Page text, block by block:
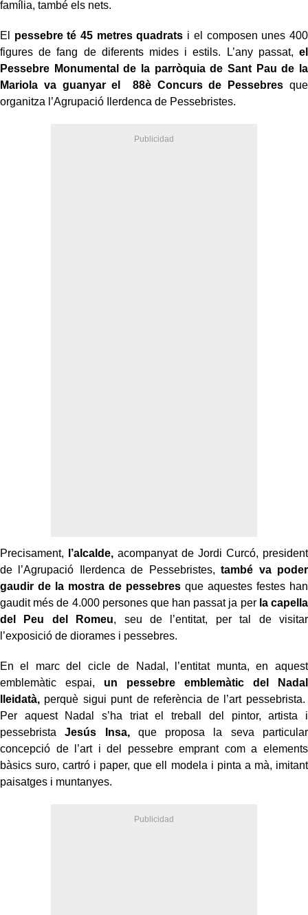
família, també els nets.
El pessebre té 45 metres quadrats i el composen unes 400
figures de fang de diferents mides i estils. L’any passat, el
Pessebre Monumental de la parròquia de Sant Pau de la
Mariola va guanyar el 88è Concurs de Pessebres que
organitza l’Agrupació Ilerdenca de Pessebristes.
Precisament, l’alcalde, acompanyat de Jordi Curcó, president
de l’Agrupació Ilerdenca de Pessebristes,també va poder
gaudir de la mostra de pessebresque aquestes festes han
gaudit més de 4.000 persones que han passat ja per la capella
del Peu del Romeu, seu de l’entitat, per tal de visitar
l’exposició de diorames i pessebres.
En el marc del cicle de Nadal, l’entitat munta, en aquest
emblemàtic espai, un pessebre emblemàtic del Nadal
lleidatà, perquè sigui punt de referència de l’art pessebrista.
Per aquest Nadal s’ha triat el treball del pintor, artista i
pessebristaJesús Insa,que proposa la seva particular
concepció de l’art i del pessebre emprant com a elements
bàsics suro, cartró i paper, que ell modela i pinta a mà, imitant
paisatges i muntanyes.